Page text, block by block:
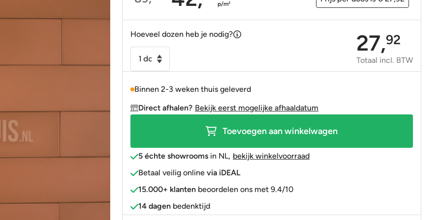
Bruin
OP=OP tegels
Roze
Goud
» Alle kleuren
OP=OP tegels
Oorspronkelijke
was:
Huidige
is:
p/m2
Hoeveel dozen heb je nodig?
Vloertegel
Stromboli
mat
canyon
9,2x36,8
R9
27,92
Totaal incl. BTW
Binnen 2-3 weken thuis geleverd
Direct afhalen? Bekijk eerst mogelijke afhaaldatum
Toevoegen aan winkelwagen
5 échte showrooms in NL, bekijk winkelvoorraad
Betaal veilig online via iDEAL
15.000+ klanten beoordelen ons met 9.4/10
14 dagen bedenktijd